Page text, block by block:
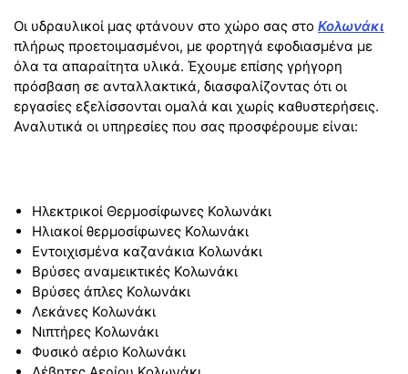
Οι υδραυλικοί μας φτάνουν στο χώρο σας στο Κολωνάκι
πλήρως προετοιμασμένοι, με φορτηγά εφοδιασμένα με
όλα τα απαραίτητα υλικά. Έχουμε επίσης γρήγορη
πρόσβαση σε ανταλλακτικά, διασφαλίζοντας ότι οι
εργασίες εξελίσσονται ομαλά και χωρίς καθυστερήσεις.
Αναλυτικά οι υπηρεσίες που σας προσφέρουμε είναι:
Ηλεκτρικοί Θερμοσίφωνες Κολωνάκι
Ηλιακοί θερμοσίφωνες Κολωνάκι
Εντοιχισμένα καζανάκια Κολωνάκι
Βρύσες αναμεικτικές Κολωνάκι
Βρύσες άπλες Κολωνάκι
Λεκάνες Κολωνάκι
Νιπτήρες Κολωνάκι
Φυσικό αέριο Κολωνάκι